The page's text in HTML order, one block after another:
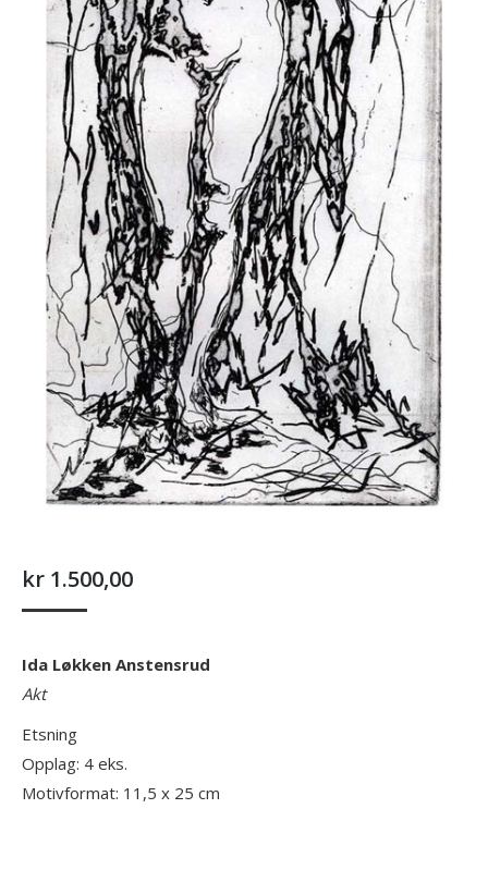
kr 1.500,00
Ida Løkken Anstensrud
Akt
Etsning
Opplag: 4 eks.
Motivformat: 11,5 x 25 cm